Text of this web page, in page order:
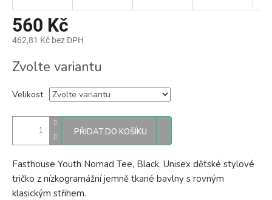
560 Kč
462,81 Kč bez DPH
cena:
Zvolte variantu
Velikost
PŘIDAT DO KOŠÍKU
Fasthouse Youth Nomad Tee, Black. Unisex dětské stylové
tričko z nízkogramážní jemně tkané bavlny s rovným
klasickým střihem.